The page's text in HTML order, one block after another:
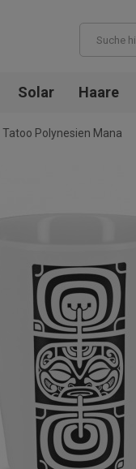
Solar Haare
Polynesien Mana